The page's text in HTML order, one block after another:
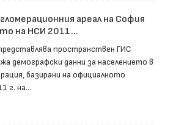
ареал на София
на НСИ 2011...
пространствен ГИС
демографски данни за населението в
базирани на официалното
г. на...